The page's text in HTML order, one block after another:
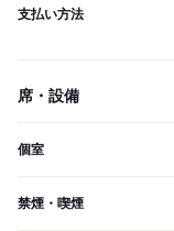
支払い方法
席・設備
個室
禁煙・喫煙